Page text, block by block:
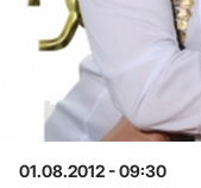
01.08.2012 - 09:30